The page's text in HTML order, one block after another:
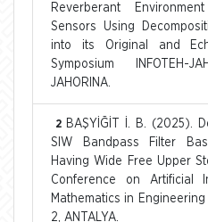
Reverberant
Sensors Using
into its Original and
Symposium INFOTEH-
JAHORINA.
2 BAŞYİĞİT İ. B. (2025).
SIW Bandpass Filter
Having Wide Free Upper
Conference on Artificial
Mathematics in Engineering
2, ANTALYA.